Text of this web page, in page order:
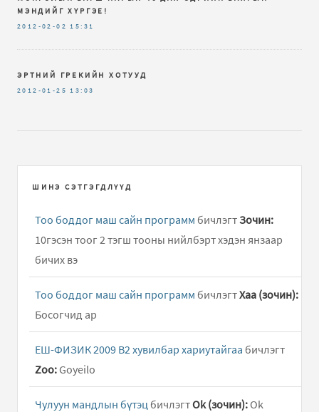
МЭНДИЙГ ХҮРГЭЕ!
2012-02-02 15:31
ЭРТНИЙ ГРЕКИЙН ХОТУУД
2012-01-25 13:03
ШИНЭ СЭТГЭГДЛҮҮД
Тоо боддог маш сайн программ бичлэгтЗочин:
10гэсэн тоог 2 тэгш тооны нийлбэрт хэдэн янзаар
бичих вэ
Тоо боддог маш сайн программ бичлэгтХаа (зочин):
Босогчид ар
ЕШ-ФИЗИК 2009 В2 хувилбар хариутайгаа бичлэгт
Zoo: Goyeilo
Чулуун мандлын бүтэц бичлэгтOk (зочин): Ok